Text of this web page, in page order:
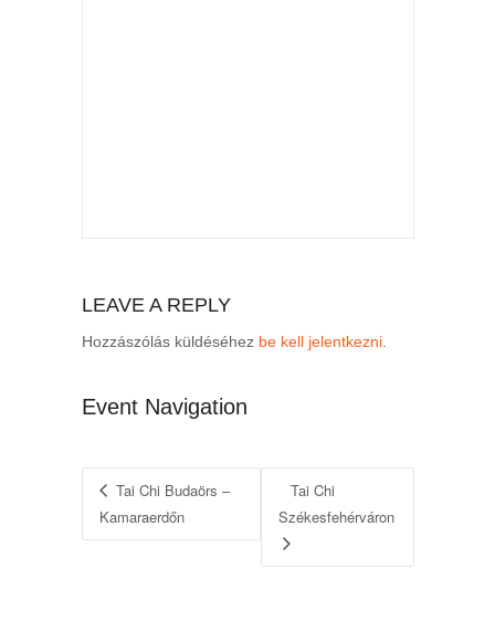
LEAVE A REPLY
Hozzászólás küldéséhez be kell jelentkezni.
Event Navigation
Tai Chi Budaörs –
Kamaraerdőn
Tai Chi
Székesfehérváron